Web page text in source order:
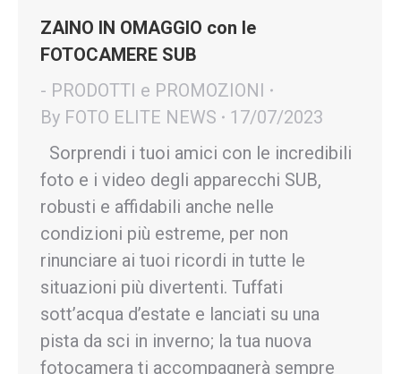
ZAINO IN OMAGGIO con le
FOTOCAMERE SUB
- PRODOTTI e PROMOZIONI
By FOTO ELITE NEWS
17/07/2023
Sorprendi i tuoi amici con le incredibili
foto e i video degli apparecchi SUB,
robusti e affidabili anche nelle
condizioni più estreme, per non
rinunciare ai tuoi ricordi in tutte le
situazioni più divertenti. Tuffati
sott’acqua d’estate e lanciati su una
pista da sci in inverno; la tua nuova
fotocamera ti accompagnerà sempre